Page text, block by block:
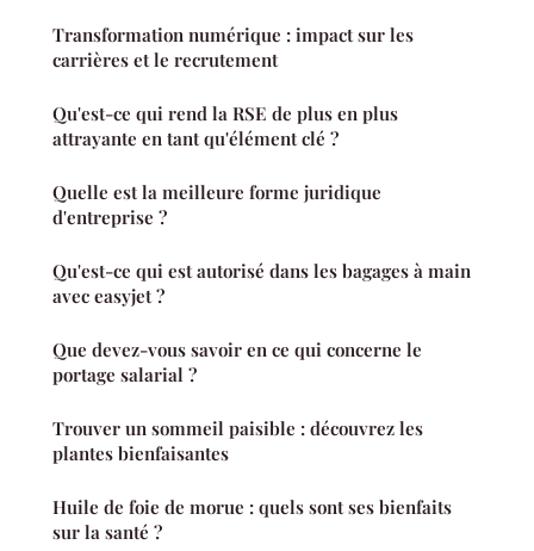
Transformation numérique : impact sur les
carrières et le recrutement
Qu'est-ce qui rend la RSE de plus en plus
attrayante en tant qu'élément clé ?
Quelle est la meilleure forme juridique
d'entreprise ?
Qu'est-ce qui est autorisé dans les bagages à main
avec easyjet ?
Que devez-vous savoir en ce qui concerne le
portage salarial ?
Trouver un sommeil paisible : découvrez les
plantes bienfaisantes
Huile de foie de morue : quels sont ses bienfaits
sur la santé ?